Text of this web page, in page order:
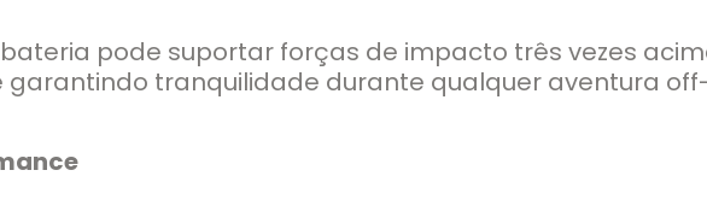
pode suportar forças de impacto três vezes
garantindo tranquilidade durante qualquer aventura